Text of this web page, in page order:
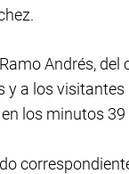
Andrés,
y a los visitantes
los minutos 39